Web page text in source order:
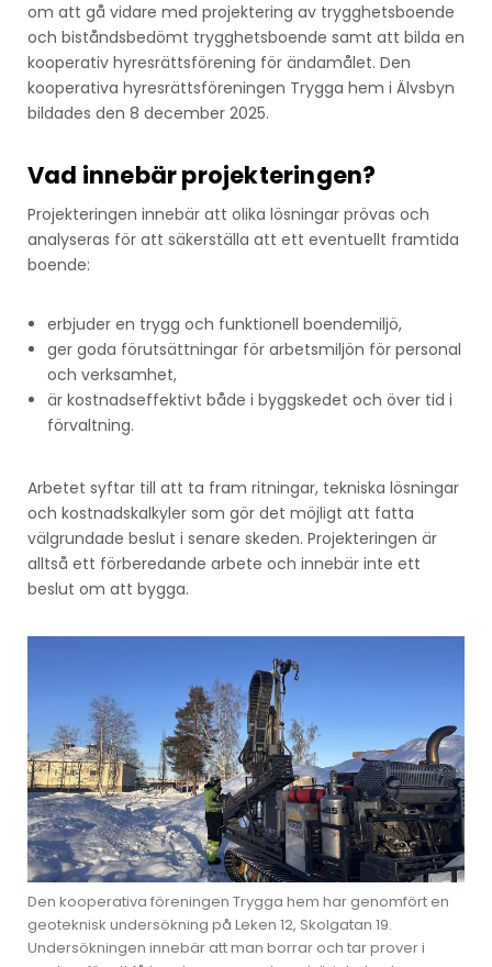
om att gå vidare med projektering av trygghetsboende
och biståndsbedömt trygghetsboende samt att bilda en
kooperativ hyresrättsförening för ändamålet. Den
kooperativa hyresrättsföreningen Trygga hem i Älvsbyn
bildades den 8 december 2025.
Vad innebär projekteringen?
Projekteringen innebär att olika lösningar prövas och
analyseras för att säkerställa att ett eventuellt framtida
boende:
erbjuder en trygg och funktionell boendemiljö,
ger goda förutsättningar för arbetsmiljön för personal
och verksamhet,
är kostnadseffektivt både i byggskedet och över tid i
förvaltning.
Arbetet syftar till att ta fram ritningar, tekniska lösningar
och kostnadskalkyler som gör det möjligt att fatta
välgrundade beslut i senare skeden. Projekteringen är
alltså ett förberedande arbete och innebär inte ett
beslut om att bygga.
Den kooperativa föreningen Trygga hem har genomfört en
geoteknisk undersökning på Leken 12, Skolgatan 19.
Undersökningen innebär att man borrar och tar prover i